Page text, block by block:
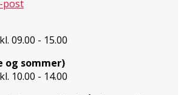
post
09.00 - 15.00
og sommer)
10.00 - 14.00